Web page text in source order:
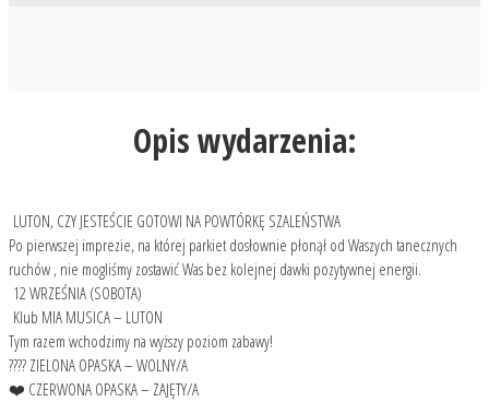
Opis wydarzenia:
LUTON, CZY JESTEŚCIE GOTOWI NA POWTÓRKĘ SZALEŃSTWA
Po pierwszej imprezie, na której parkiet dosłownie płonął od Waszych tanecznych
ruchów , nie mogliśmy zostawić Was bez kolejnej dawki pozytywnej energii.
12 WRZEŚNIA (SOBOTA)
Klub MIA MUSICA – LUTON
Tym razem wchodzimy na wyższy poziom zabawy!
???? ZIELONA OPASKA – WOLNY/A
❤️ CZERWONA OPASKA – ZAJĘTY/A